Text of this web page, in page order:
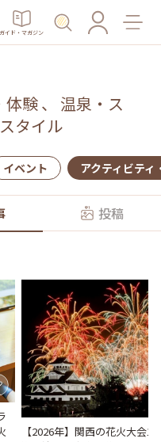
ガイド・マガジン
体験、 温泉・ス
タイル
イベント アクティビティ
投稿
【2026年】関西の花火大会